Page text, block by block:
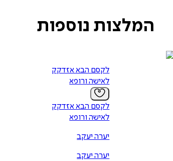
המלצות נוספות
לקסם הבא אזדקק
לאישה ורופא
לקסם הבא אזדקק
לאישה ורופא
יערה יעקב
יערה יעקב